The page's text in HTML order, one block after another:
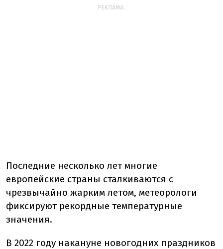
РЕКЛАМА:
Последние несколько лет многие
европейские страны сталкиваются с
чрезвычайно жарким летом, метеорологи
фиксируют рекордные температурные
значения.
В 2022 году накануне новогодних праздников